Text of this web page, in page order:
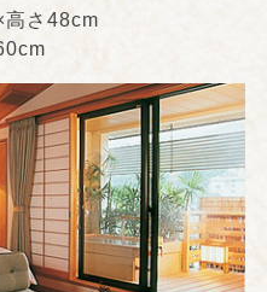
さ48cm